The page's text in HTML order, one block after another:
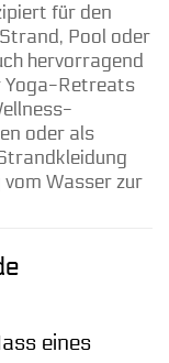
für den
Pool oder
hervorragend
Yoga-Retreats
oder als
Wasser zur
eines